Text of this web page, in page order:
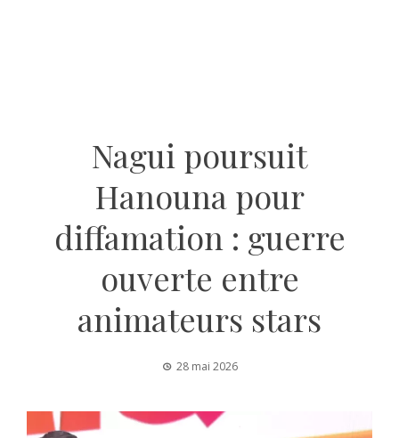
Nagui poursuit
Hanouna pour
diffamation : guerre
ouverte entre
animateurs stars
28 mai 2026